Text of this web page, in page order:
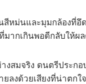
สีหม่นและมุมกล้องที่
มากเกินพอดีกลับให้ผ
สมจริง ดนตรีประกอ
ลงด้วยเสียงที่น่าตกใ